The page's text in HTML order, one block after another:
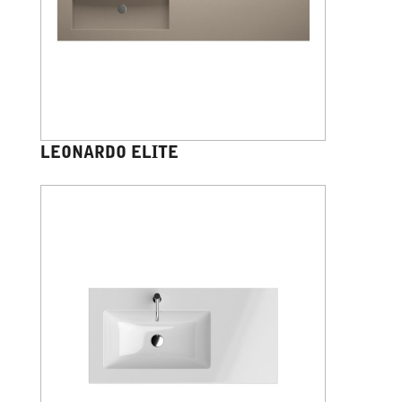
LEONARDO ELITE